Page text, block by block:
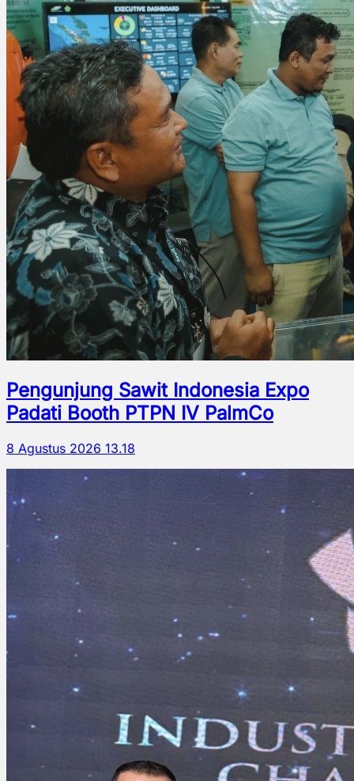
Pengunjung Sawit Indonesia Expo
Padati Booth PTPN IV PalmCo
8 Agustus 2026 13.18